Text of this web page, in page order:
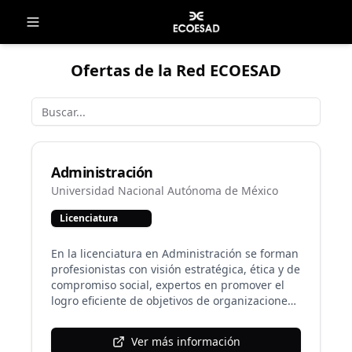
Ofertas de la Red ECOESAD
Administración
Universidad Nacional Autónoma de México
Licenciatura
En la licenciatura en Administración se forman
profesionistas con visión estratégica, ética y de
compromiso social, expertos en promover el
logro eficiente de objetivos de organizaciones
niveles jerárquicos, a través del análisis y la
comprensión de sus funciones sustantivas
Ver más información